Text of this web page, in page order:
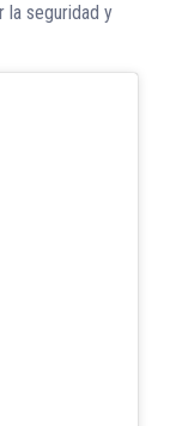
la seguridad y